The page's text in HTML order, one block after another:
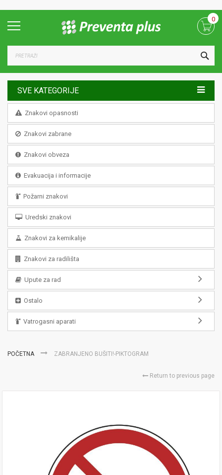
Content
0
SVE KATEGORIJE
Znakovi opasnosti
Znakovi zabrane
Znakovi obveza
Evakuacija i informacije
Požarni znakovi
Uredski znakovi
Znakovi za kemikalije
Znakovi za radilišta
Upute za rad
Ostalo
Vatrogasni aparati
POČETNA ZABRANJENO BUŠITI!-PIKTOGRAM
Return to previous page